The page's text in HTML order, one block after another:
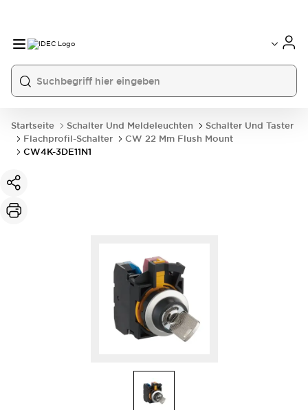
Startseite Schalter Und Meldeleuchten
Schalter Und Taster
Flachprofil-Schalter
CW 22 Mm Flush Mount
CW4K-3DE11N1